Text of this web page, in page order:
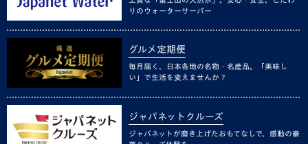
りのウォーターサーバー
グルメ定期便
毎月届く、日本各地の名物・名産品。「美味し
い」で生活を変えませんか？
ジャパネットクルーズ
ジャパネットが磨き上げたおもてなしで、感動の豪